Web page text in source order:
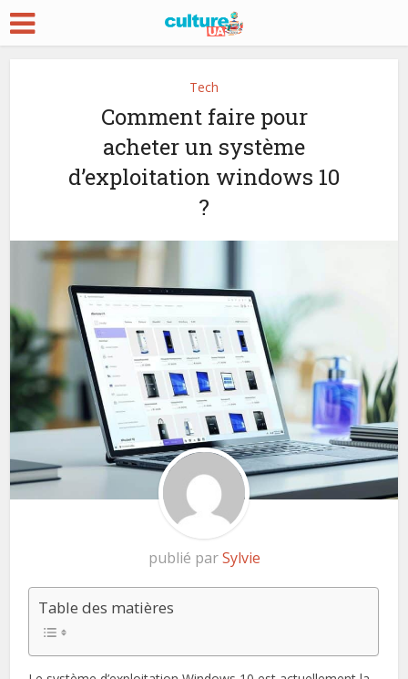
Tech
Comment faire pour
acheter un système
d’exploitation windows 10
?
publié parSylvie
Table des matières